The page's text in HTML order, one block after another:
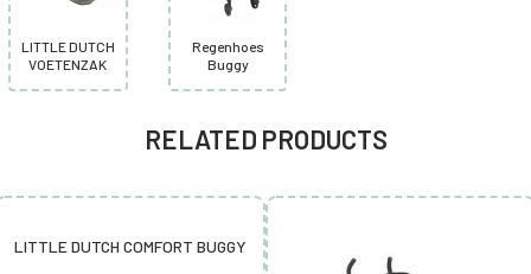
LITTLE DUTCH
VOETENZAK
Regenhoes
Buggy
RELATED PRODUCTS
LITTLE DUTCH COMFORT BUGGY